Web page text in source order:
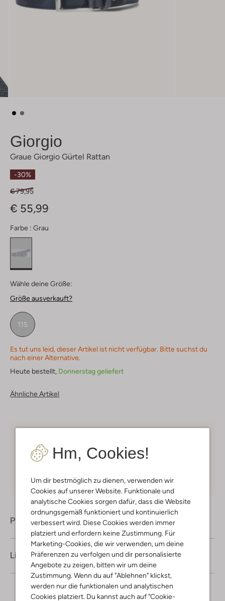
Hm, Cookies!
Um dir bestmöglich zu dienen, verwenden wir
Cookies auf unserer Website. Funktionale und
analytische Cookies sorgen dafür, dass die Website
ordnungsgemäß funktioniert und kontinuierlich
verbessert wird. Diese Cookies werden immer
platziert und erfordern keine Zustimmung. Für
Marketing-Cookies, die wir verwenden, um deine
Präferenzen zu verfolgen und dir personalisierte
Angebote zu zeigen, bitten wir um deine
Zustimmung. Wenn du auf "Ablehnen" klickst,
werden nur die funktionalen und analytischen
Cookies platziert. Du kannst auch auf "Cookie-
Giorgio
Graue Giorgio Gürtel Rattan
-30%
€ 79,95
€ 55,99
Farbe : Grau
Wähle deine Größe:
Größe ausverkauft?
115
Es tut uns leid, dieser Artikel ist nicht verfügbar. Bitte suchst du
nach einer Alternative.
Heute bestellt, Donnerstag geliefert
Ähnliche Artikel
Mitglieder in Deutschland
Produktinformation
Lieferung & Rückgabe